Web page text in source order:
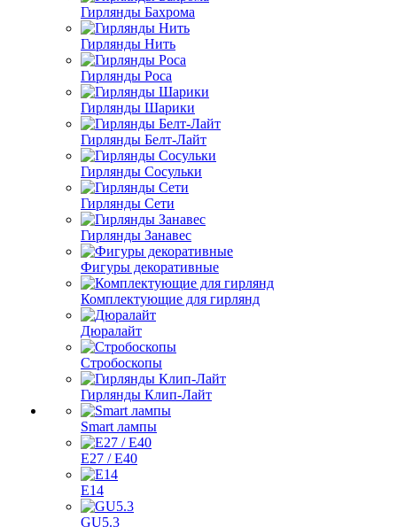
Гирлянды Бахрома
Гирлянды Нить
Гирлянды Роса
Гирлянды Шарики
Гирлянды Белт-Лайт
Гирлянды Сосульки
Гирлянды Сети
Гирлянды Занавес
Фигуры декоративные
Комплектующие для гирлянд
Дюралайт
Стробоскопы
Гирлянды Клип-Лайт
Smart лампы
E27 / E40
E14
GU5.3